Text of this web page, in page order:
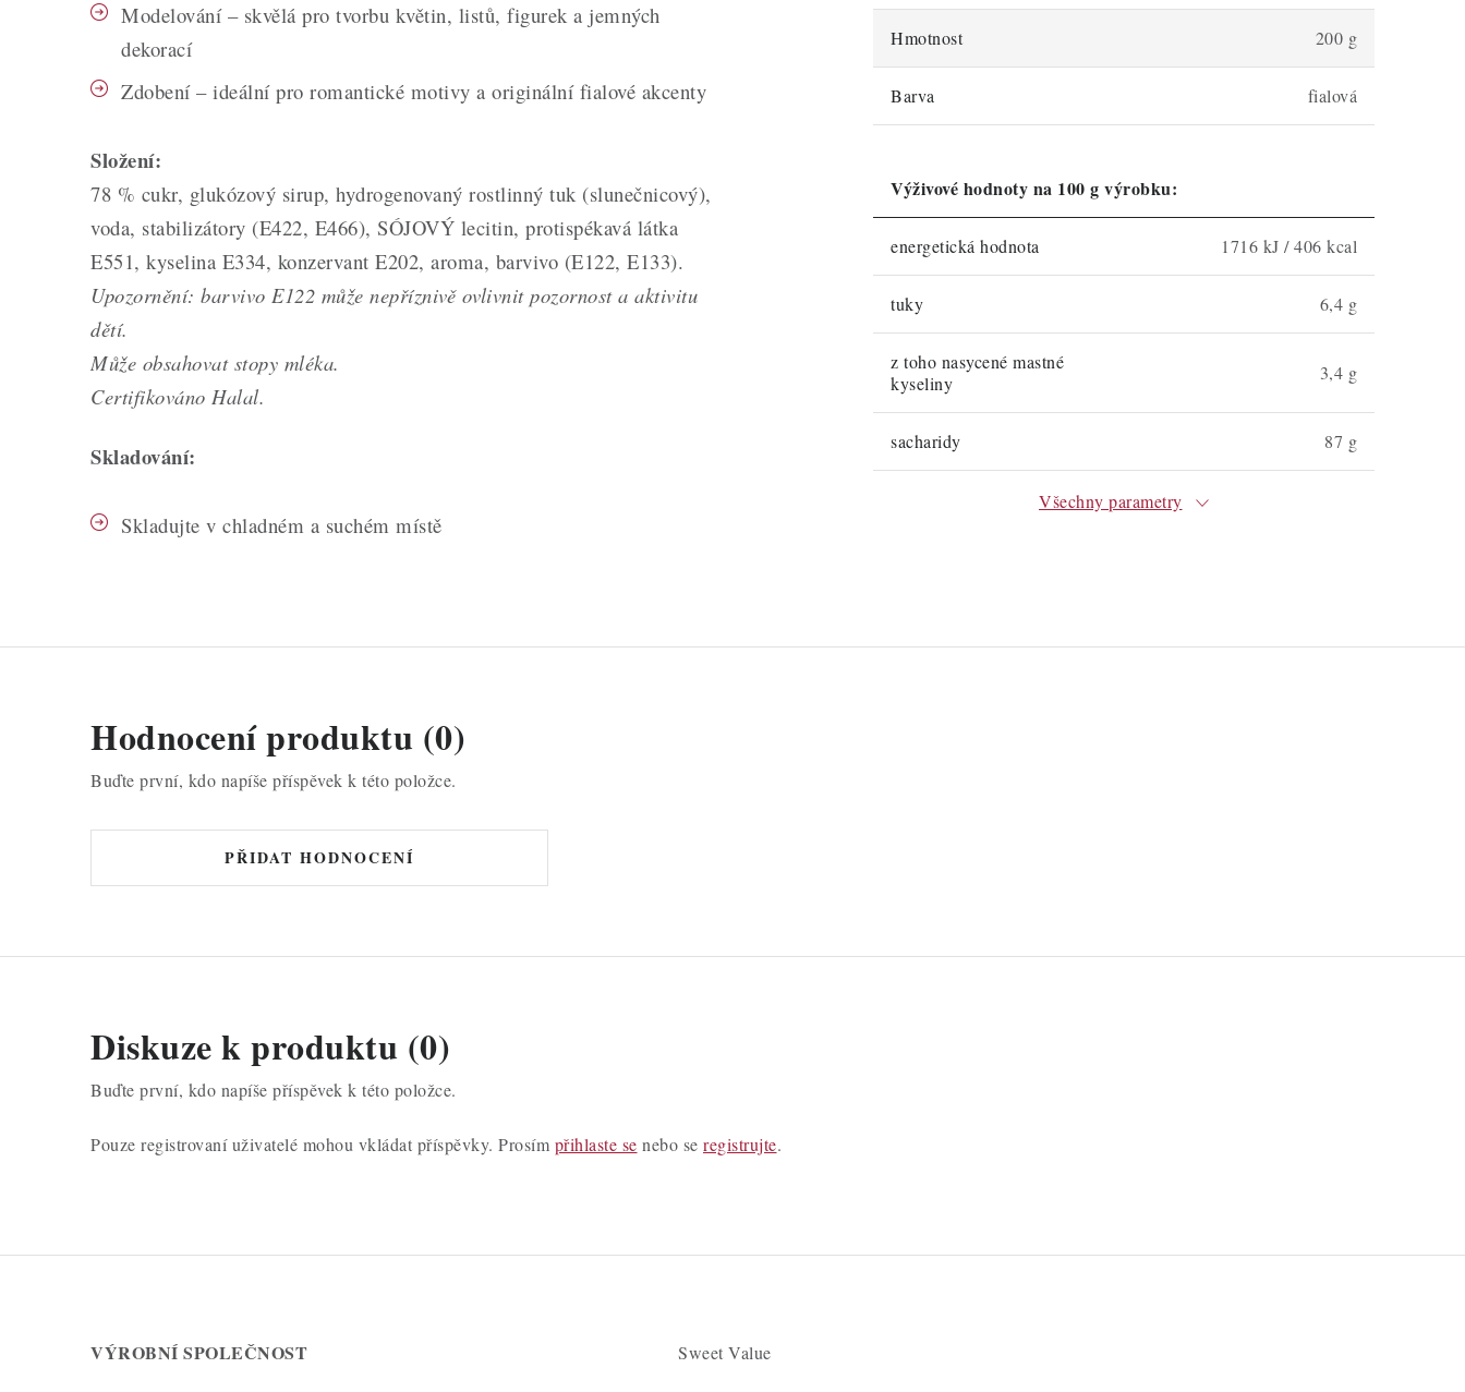
Modelování – skvělá pro tvorbu květin, listů, figurek a jemných
dekorací
Zdobení – ideální pro romantické motivy a originální fialové akcenty
Složení:
78 % cukr, glukózový sirup, hydrogenovaný rostlinný tuk (slunečnicový),
voda, stabilizátory (E422, E466), SÓJOVÝ lecitin, protispékavá látka
E551, kyselina E334, konzervant E202, aroma, barvivo (E122, E133).
Upozornění: barvivo E122 může nepříznivě ovlivnit pozornost a aktivitu
dětí.
Může obsahovat stopy mléka.
Certifikováno Halal.
Skladování:
Skladujte v chladném a suchém místě
Hmotnost 200 g
Barva fialová
Výživové hodnoty na 100 g výrobku:
energetická hodnota 1716 kJ / 406 kcal
tuky 6,4 g
z toho nasycené mastné
kyseliny
3,4 g
sacharidy 87 g
Všechny parametry
Hodnocení produktu (0)
Buďte první, kdo napíše příspěvek k této položce.
PŘIDAT HODNOCENÍ
Diskuze k produktu (0)
Buďte první, kdo napíše příspěvek k této položce.
Pouze registrovaní uživatelé mohou vkládat příspěvky. Prosím přihlaste se nebo se registrujte.
VÝROBNÍ SPOLEČNOST Sweet Value